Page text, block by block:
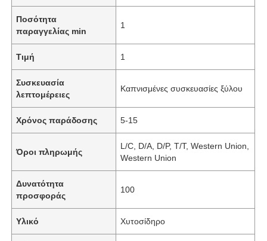
Ποσότητα
παραγγελίας min
1
Τιμή 1
Συσκευασία
λεπτομέρειες
Καπνισμένες συσκευασίες ξύλου
Χρόνος παράδοσης 5-15
Όροι πληρωμής
L/C, D/A, D/P, T/T, Western Union,
Western Union
Δυνατότητα
προσφοράς
100
Υλικό Χυτοσίδηρο